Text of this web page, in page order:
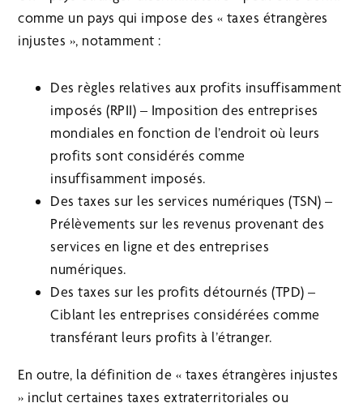
comme un pays qui impose des « taxes étrangères
injustes », notamment :
Des règles relatives aux profits insuffisamment
imposés (RPII) – Imposition des entreprises
mondiales en fonction de l’endroit où leurs
profits sont considérés comme
insuffisamment imposés.
Des taxes sur les services numériques (TSN) –
Prélèvements sur les revenus provenant des
services en ligne et des entreprises
numériques.
Des taxes sur les profits détournés (TPD) –
Ciblant les entreprises considérées comme
transférant leurs profits à l’étranger.
En outre, la définition de « taxes étrangères injustes
» inclut certaines taxes extraterritoriales ou